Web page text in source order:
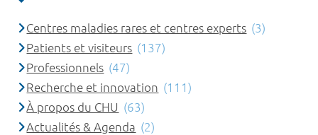
Centres maladies rares et centres experts (3)
Patients et visiteurs (137)
Professionnels (47)
Recherche et innovation (111)
À propos du CHU (63)
Actualités & Agenda (2)